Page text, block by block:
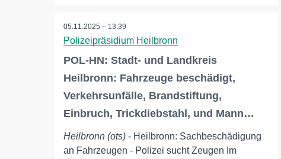
05.11.2025 – 13:39
Polizeipräsidium Heilbronn
POL-HN: Stadt- und Landkreis
Heilbronn: Fahrzeuge beschädigt,
Verkehrsunfälle, Brandstiftung,
Einbruch, Trickdiebstahl, und Mann…
Heilbronn (ots) - Heilbronn: Sachbeschädigung
an Fahrzeugen - Polizei sucht Zeugen Im